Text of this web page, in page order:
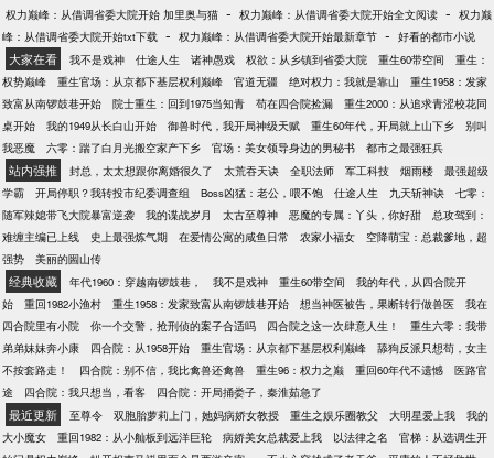
权力巅峰：从借调省委大院开始 加里奥与猫 - 权力巅峰：从借调省委大院开始全文阅读 - 权力巅
峰：从借调省委大院开始txt下载 - 权力巅峰：从借调省委大院开始最新章节 - 好看的都市小说
大家在看 我不是戏神 仕途人生 诸神愚戏 权欲：从乡镇到省委大院 重生60带空间
重生：
权势巅峰
重生官场：从京都下基层权利巅峰 官道无疆 绝对权力：我就是靠山
重生1958：发家
致富从南锣鼓巷开始
院士重生：回到1975当知青 苟在四合院捡漏
重生2000：从追求青涩校花同
桌开始
我的1949从长白山开始 御兽时代，我开局神级天赋 重生60年代，开局就上山下乡
别叫
我恶魔
六零：踹了白月光搬空家产下乡 官场：美女领导身边的男秘书 都市之最强狂兵
站内强推 封总，太太想跟你离婚很久了 太荒吞天诀 全职法师 军工科技 烟雨楼
最强超级
学霸
开局停职？我转投市纪委调查组 Boss凶猛：老公，喂不饱 仕途人生 九天斩神诀
七零：
随军辣媳带飞大院暴富逆袭
我的谍战岁月 太古至尊神 恶魔的专属：丫头，你好甜
总攻驾到：
难缠主编已上线
史上最强炼气期 在爱情公寓的咸鱼日常 农家小福女
空降萌宝：总裁爹地，超
强势
美丽的圌山传
经典收藏 年代1960：穿越南锣鼓巷， 我不是戏神 重生60带空间
我的年代，从四合院开
始
重回1982小渔村 重生1958：发家致富从南锣鼓巷开始 想当神医被告，果断转行做兽医
我在
四合院里有小院
你一个交警，抢刑侦的案子合适吗 四合院之这一次肆意人生！
重生六零：我带
弟弟妹妹奔小康
四合院：从1958开始 重生官场：从京都下基层权利巅峰
舔狗反派只想苟，女主
不按套路走！
四合院：别不信，我比禽兽还禽兽 重生96：权力之巅 重回60年代不遗憾
医路官
途
四合院：我只想当，看客 四合院：开局捅娄子，秦淮茹急了
最近更新 至尊令 双胞胎萝莉上门，她妈病娇女教授 重生之娱乐圈教父 大明星爱上我
我的
大小魔女
重回1982：从小舢板到远洋巨轮 病娇美女总裁爱上我 以法律之名
官梯：从选调生开